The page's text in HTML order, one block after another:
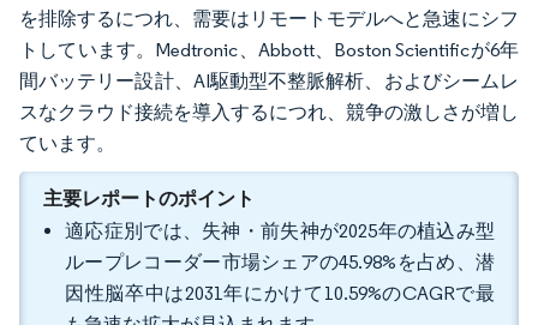
を排除するにつれ、需要はリモートモデルへと急速にシフ
トしています。Medtronic、Abbott、Boston Scientificが6年
間バッテリー設計、AI駆動型不整脈解析、およびシームレ
スなクラウド接続を導入するにつれ、競争の激しさが増し
ています。
主要レポートのポイント
適応症別では、失神・前失神が2025年の植込み型
ループレコーダー市場シェアの45.98%を占め、潜
因性脳卒中は2031年にかけて10.59%のCAGRで最